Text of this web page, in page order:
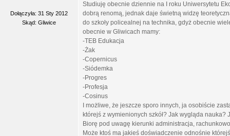
Dołączyła: 31 Sty 2012
Skąd: Gliwice
Studiuję obecnie dziennie na I roku Uniwersytetu
dobrą renomą, jednak daje świetną widzę
do szkoły policealnej na technika, gdyż obecnie
obecnie w Gliwicach mamy:
-TEB Edukacja
-Żak
-Copernicus
-Siódemka
-Progres
-Profesja
-Cosinus
I możliwe, że jeszcze sporo innych, ja osobiście
którejś z wymienionych szkół? Jak wygląda
Biorę pod uwagę kierunki administracja,
Może ktoś ma jakieś doświadczenie odnośnie